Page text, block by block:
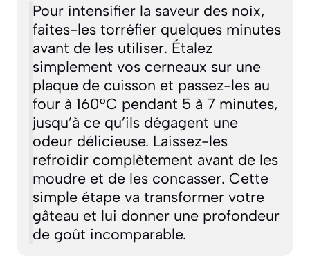
Pour intensifier la saveur des noix,
faites-les torréfier quelques minutes
avant de les utiliser. Étalez
simplement vos cerneaux sur une
plaque de cuisson et passez-les au
four à 160°C pendant 5 à 7 minutes,
jusqu’à ce qu’ils dégagent une
odeur délicieuse. Laissez-les
refroidir complètement avant de les
moudre et de les concasser. Cette
simple étape va transformer votre
gâteau et lui donner une profondeur
de goût incomparable.